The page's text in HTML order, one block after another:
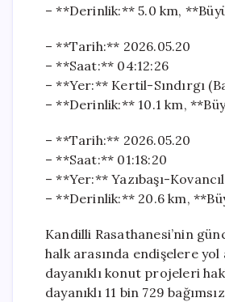
– **Derinlik:** 5.0 km,
– **Tarih:** 2026.05.20
– **Saat:** 04:12:26
– **Yer:** Kertil-Sındırgı
– **Derinlik:** 10.1 km,
– **Tarih:** 2026.05.20
– **Saat:** 01:18:20
– **Yer:** Yazıbaşı-
– **Derinlik:** 20.6 km,
Kandilli Rasathanesi’nin
halk arasında endişelere
dayanıklı konut projeleri
dayanıklı 11 bin 729